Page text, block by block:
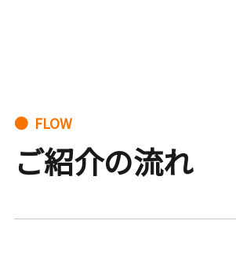
● FLOW
ご紹介の流れ